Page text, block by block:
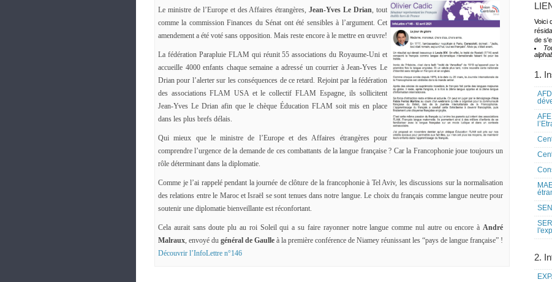
Le ministre de l’Europe et des Affaires étrangères,Jean-Yves Le Drian, tout
comme la commission Finances du Sénat ont été sensibles à l’argument. Cet
amendement a été voté sans opposition. Mais reste encore à le mettre en œuvre!
La fédération Parapluie FLAM qui réunit 55 associations du Royaume-Uni et
accueille 4000 enfants chaque semaine a adressé un courrier à Jean-Yves Le
Drian pour l’alerter sur les conséquences de ce retard. Rejoint par la fédération
des associations FLAM USA et le collectif FLAM Espagne, ils sollicitent
Jean-Yves Le Drian afin que le chèque Éducation FLAM soit mis en place
dans les plus brefs délais.
Qui mieux que le ministre de l’Europe et des Affaires étrangères pour
comprendre l’urgence de la demande de ces combattants de la langue française ? Car la Francophonie joue toujours un
rôle déterminant dans la diplomatie.
Comme je l’ai rappelé pendant la journée de clôture de la francophonie à Tel Aviv, les discussions sur la normalisation
des relations entre le Maroc et Israël se sont tenues dans notre langue. Le choix du français comme langue neutre pour
soutenir une diplomatie bienveillante est réconfortant.
Cela aurait sans doute plu au roi Soleil qui a su faire rayonner notre langue comme nul autre ou encore à André
Malraux, envoyé du général de Gaulle à la première conférence de Niamey réunissant les “pays de langue française” !
Découvrir l’InfoLettre n°146
Voici
de
1.
2.